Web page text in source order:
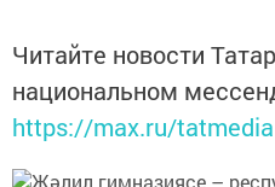
Читайте новости
национальном
https://max.ru/tatmedia